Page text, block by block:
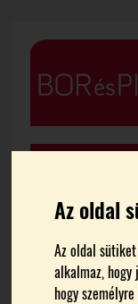
Az oldal
Az oldal
alkalmaz, hogy
hogy
FŐOLDAL